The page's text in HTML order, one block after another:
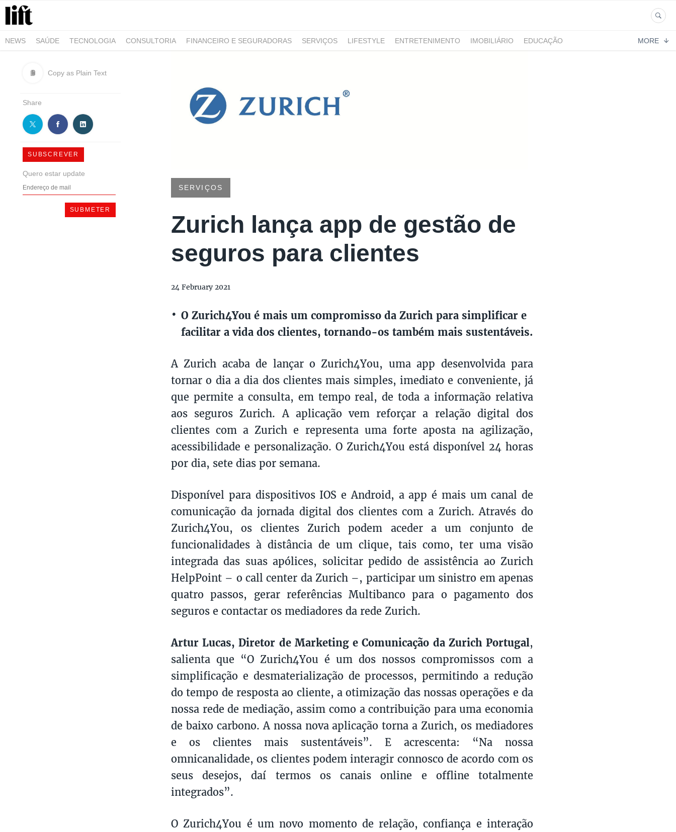
NEWS SAÚDE TECNOLOGIA CONSULTORIA FINANCEIRO E SEGURADORAS SERVIÇOS LIFESTYLE ENTRETENIMENTO IMOBILIÁRIO
EDUCAÇÃO
MORE
Copy as Plain Text
Share
SUBSCREVER
Quero estar update
SERVIÇOS
Zurich lança app de gestão de
seguros para clientes
24 February 2021
O Zurich4You é mais um compromisso da Zurich para simplificar e
facilitar a vida dos clientes, tornando-os também mais sustentáveis.
A Zurich acaba de lançar o Zurich4You, uma app desenvolvida para
tornar o dia a dia dos clientes mais simples, imediato e conveniente, já
que permite a consulta, em tempo real, de toda a informação relativa
aos seguros Zurich. A aplicação vem reforçar a relação digital dos
clientes com a Zurich e representa uma forte aposta na agilização,
acessibilidade e personalização. O Zurich4You está disponível 24 horas
por dia, sete dias por semana.
Disponível para dispositivos IOS e Android, a app é mais um canal de
comunicação da jornada digital dos clientes com a Zurich. Através do
Zurich4You, os clientes Zurich podem aceder a um conjunto de
funcionalidades à distância de um clique, tais como, ter uma visão
integrada das suas apólices, solicitar pedido de assistência ao Zurich
HelpPoint – o call center da Zurich –, participar um sinistro em apenas
quatro passos, gerar referências Multibanco para o pagamento dos
seguros e contactar os mediadores da rede Zurich.
Artur Lucas, Diretor de Marketing e Comunicação da Zurich Portugal,
salienta que “O Zurich4You é um dos nossos compromissos com a
simplificação e desmaterialização de processos, permitindo a redução
do tempo de resposta ao cliente, a otimização das nossas operações e da
nossa rede de mediação, assim como a contribuição para uma economia
de baixo carbono. A nossa nova aplicação torna a Zurich, os mediadores
e os clientes mais sustentáveis”. E acrescenta: “Na nossa
omnicanalidade, os clientes podem interagir connosco de acordo com os
seus desejos, daí termos os canais online e offline totalmente
integrados”.
O Zurich4You é um novo momento de relação, confiança e interação